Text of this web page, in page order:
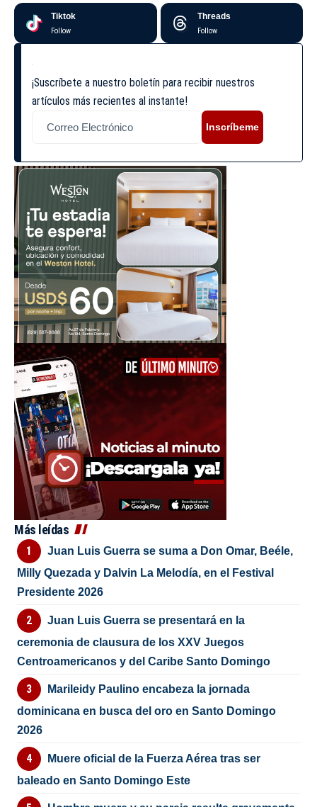
Tiktok
Follow
Threads
Follow
¡Suscríbete a nuestro boletín para recibir nuestros
artículos más recientes al instante!
Inscríbeme
Más leídas
Juan Luis Guerra se suma a Don Omar, Beéle,
Milly Quezada y Dalvin La Melodía, en el Festival
Presidente 2026
Juan Luis Guerra se presentará en la
ceremonia de clausura de los XXV Juegos
Centroamericanos y del Caribe Santo Domingo
Marileidy Paulino encabeza la jornada
dominicana en busca del oro en Santo Domingo
2026
Muere oficial de la Fuerza Aérea tras ser
baleado en Santo Domingo Este